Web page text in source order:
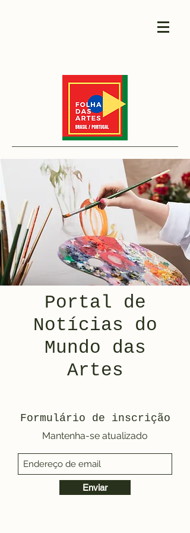
Portal de
Notícias do
Mundo das
Artes
Formulário de inscrição
Mantenha-se atualizado
Enviar